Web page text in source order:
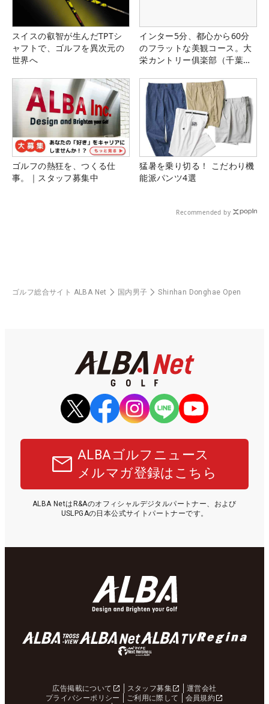
スイスの叡智が生んだTPTシ
ャフトで、ゴルフを異次元の
世界へ
インター5分、都心から60分
のフラットな美観コース。大
栄カントリー俱楽部（千葉
ゴルフの熱狂を、つくる仕
事。｜スタッフ募集中
猛暑を乗り切る！ こだわり機
能派パンツ4選
Recommended by
ゴルフ総合サイト ALBA Net 国内男子 Shinhan Donghae Open
ALBAゴルフニュース
メルマガ登録はこちら
ALBA NetはR&Aのオフィシャルデジタルパートナー、および
USLPGAの日本公式サイトパートナーです。
広告掲載について スタッフ募集
運営会社
プライバシーポリシー
ご利用に際して
会員規約